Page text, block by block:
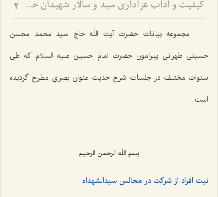
کیفیت و آداب عزاداری سید و سالار شهیدان حضرت أباعبداللَه الحسین علیه السلام 2
مجموعه بیانات حضرت آیت اللَه حاج سید محمد محسن
حسینی طهرانی پیرامون حضرت امام حسین علیه السلام که طی
سنوات مختلف در جلسات شرح حدیث عنوان بصری مطرح گردیده
است.
بسم اللَه الرحمن الرحیم
نيت افراد از شركت در مجالس سيدالشهداء